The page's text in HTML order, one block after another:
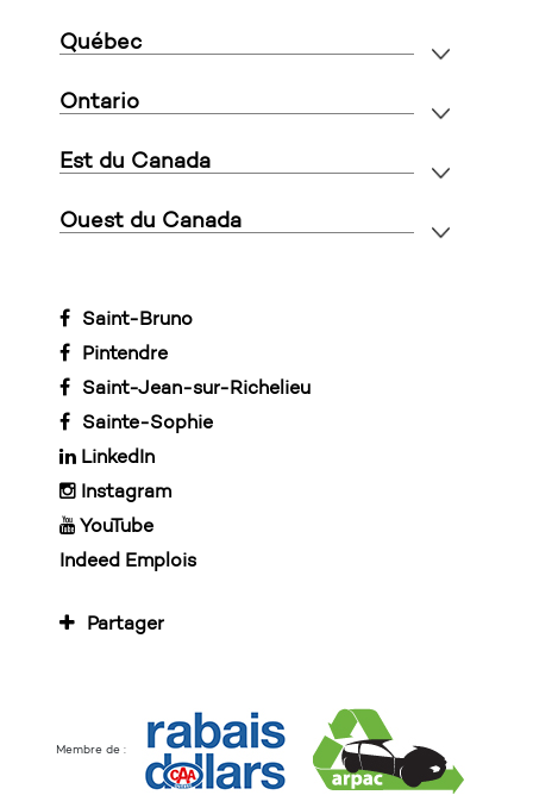
Québec
Ontario
Est du Canada
Ouest du Canada
Saint-Bruno
Pintendre
Saint-Jean-sur-Richelieu
Sainte-Sophie
LinkedIn
Instagram
YouTube
Indeed Emplois
Partager
Membre de :